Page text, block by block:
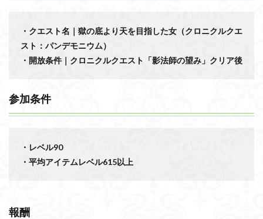
・クエスト名｜獄の底より天を目指した女（クロニクルクエ
スト：パンデモニウム）
・開放条件｜クロニクルクエスト「影法師の望み」クリア後
参加条件
・レベル90
・平均アイテムレベル615以上
報酬